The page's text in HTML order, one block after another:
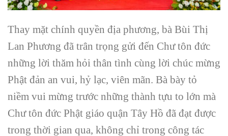
Thay mặt chính quyền địa phương, bà Bùi Thị
Lan Phương đã trân trọng gửi đến Chư tôn đức
những lời thăm hỏi thân tình cùng lời chúc mừng
Phật đản an vui, hỷ lạc, viên mãn. Bà bày tỏ
niềm vui mừng trước những thành tựu to lớn mà
Chư tôn đức Phật giáo quận Tây Hồ đã đạt được
trong thời gian qua, không chỉ trong công tác